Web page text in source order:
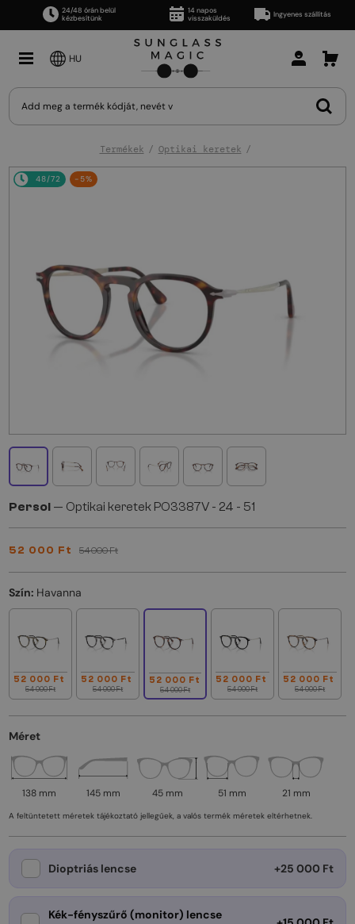
24/48 órán belül
kézbesítünk
14 napos
visszaküldés
Ingyenes szállítás
HU
Termékek Optikai keretek
48/72 -5%
Persol — Optikai keretek PO3387V - 24 - 51
52 000 Ft 54 000 Ft
Szín: Havanna
52 000 Ft
54 000 Ft
52 000 Ft
54 000 Ft
52 000 Ft
54 000 Ft
52 000 Ft
54 000 Ft
52 000 Ft
54 000 Ft
Méret
138 mm 145 mm 45 mm 51 mm 21 mm
A feltüntetett méretek tájékoztató jellegűek, a valós termék méretek eltérhetnek.
Dioptriás lencse +25 000 Ft
Kék-fényszűrő (monitor) lencse